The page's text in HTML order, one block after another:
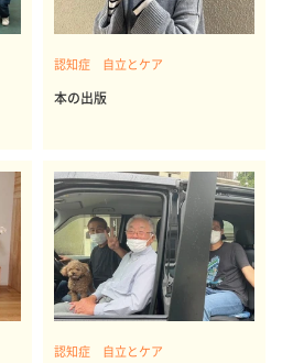
認知症 自立とケア
本の出版
認知症 自立とケア